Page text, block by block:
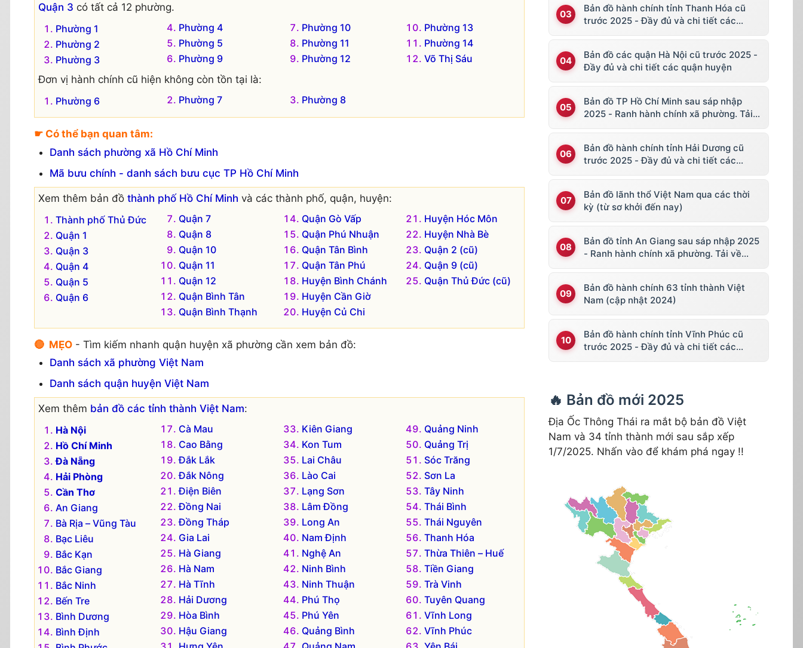
Quận 3 có tất cả 12 phường.
Phường 1
Phường 2
Phường 3
Phường 4
Phường 5
Phường 9
Phường 10
Phường 11
Phường 12
Phường 13
Phường 14
Võ Thị Sáu
Đơn vị hành chính cũ hiện không còn tồn tại là:
Phường 6
Phường 7 Phường 8
☛ Có thể bạn quan tâm:
Danh sách phường xã Hồ Chí Minh
Mã bưu chính - danh sách bưu cục TP Hồ Chí Minh
Xem thêm bản đồ thành phố Hồ Chí Minh và các thành phố, quận, huyện:
Thành phố Thủ Đức
Quận 1
Quận 3
Quận 4
Quận 5
Quận 6
Quận 7
Quận 8
Quận 10
Quận 11
Quận 12
Quận Bình Tân
Quận Bình Thạnh
Quận Gò Vấp
Quận Phú Nhuận
Quận Tân Bình
Quận Tân Phú
Huyện Bình Chánh
Huyện Cần Giờ
Huyện Củ Chi
Huyện Hóc Môn
Huyện Nhà Bè
Quận 2 (cũ)
Quận 9 (cũ)
Quận Thủ Đức (cũ)
🔴 MẸO - Tìm kiếm nhanh quận huyện xã phường cần xem bản đồ:
Danh sách xã phường Việt Nam
Danh sách quận huyện Việt Nam
Xem thêm bản đồ các tỉnh thành Việt Nam:
Hà Nội
Hồ Chí Minh
Đà Nẵng
Hải Phòng
Cần Thơ
An Giang
Bà Rịa – Vũng Tàu
Bạc Liêu
Bắc Kạn
Bắc Giang
Bắc Ninh
Bến Tre
Bình Dương
Bình Định
Cà Mau
Cao Bằng
Đắk Lắk
Đắk Nông
Điện Biên
Đồng Nai
Đồng Tháp
Gia Lai
Hà Giang
Hà Nam
Hà Tĩnh
Hải Dương
Hòa Bình
Hậu Giang
Kiên Giang
Kon Tum
Lai Châu
Lào Cai
Lạng Sơn
Lâm Đồng
Long An
Nam Định
Nghệ An
Ninh Bình
Ninh Thuận
Phú Thọ
Phú Yên
Quảng Bình
Quảng Ninh
Quảng Trị
Sóc Trăng
Sơn La
Tây Ninh
Thái Bình
Thái Nguyên
Thanh Hóa
Thừa Thiên – Huế
Tiền Giang
Trà Vinh
Tuyên Quang
Vĩnh Long
Vĩnh Phúc
Bản đồ hành chính tỉnh Thanh Hóa cũ
trước 2025 - Đầy đủ và chi tiết các
Bản đồ các quận Hà Nội cũ trước 2025 -
Đầy đủ và chi tiết các quận huyện
Bản đồ TP Hồ Chí Minh sau sáp nhập
2025 - Ranh hành chính xã phường. Tải
Bản đồ hành chính tỉnh Hải Dương cũ
trước 2025 - Đầy đủ và chi tiết các
Bản đồ lãnh thổ Việt Nam qua các thời
kỳ (từ sơ khởi đến nay)
Bản đồ tỉnh An Giang sau sáp nhập 2025
- Ranh hành chính xã phường. Tải về
Bản đồ hành chính 63 tỉnh thành Việt
Nam (cập nhật 2024)
Bản đồ hành chính tỉnh Vĩnh Phúc cũ
trước 2025 - Đầy đủ và chi tiết các
🔥 Bản đồ mới 2025
Địa Ốc Thông Thái ra mắt bộ bản đồ Việt
Nam và 34 tỉnh thành mới sau sắp xếp
1/7/2025. Nhấn vào để khám phá ngay !!